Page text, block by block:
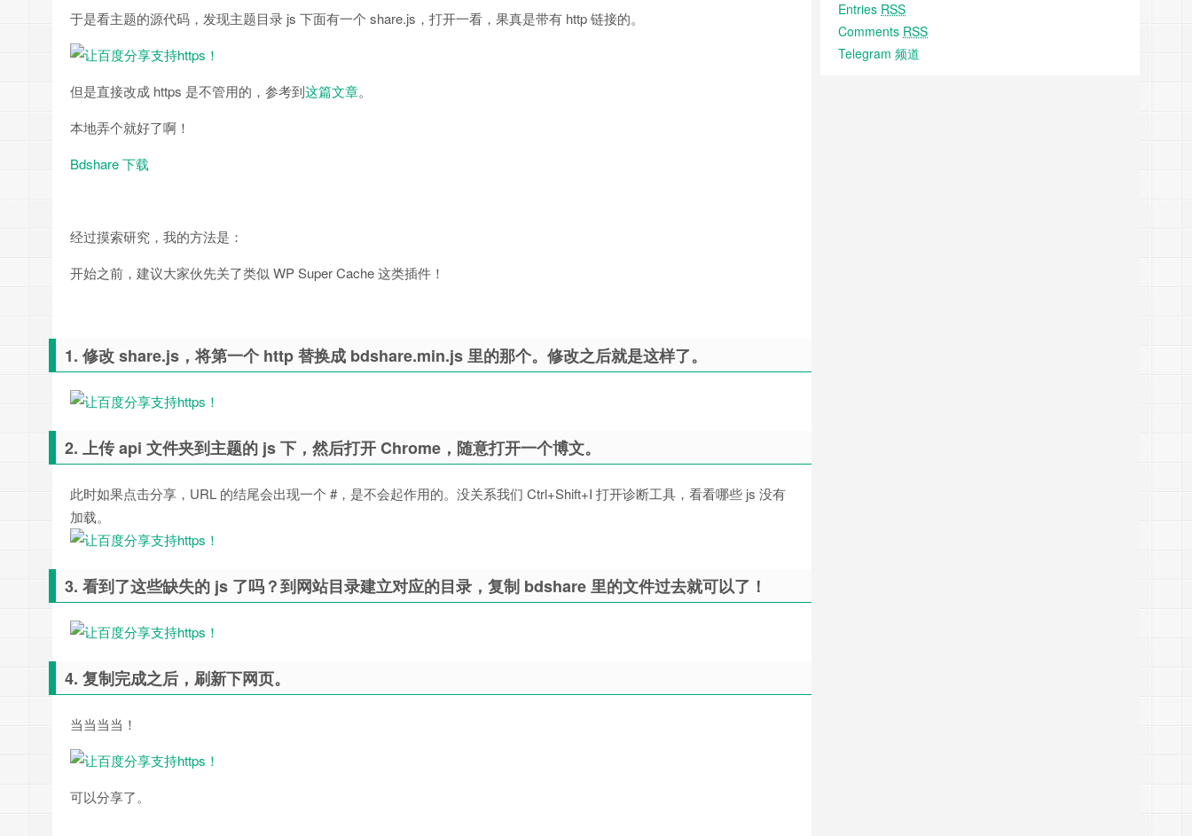
于是看主题的源代码，发现主题目录 js 下面有一个 share.js，打开一看，果真是带有 http 链接的。
但是直接改成 https 是不管用的，参考到这篇文章。
本地弄个就好了啊！
Bdshare 下载
经过摸索研究，我的方法是：
开始之前，建议大家伙先关了类似 WP Super Cache 这类插件！
1. 修改 share.js，将第一个 http 替换成 bdshare.min.js 里的那个。修改之后就是这样了。
2. 上传 api 文件夹到主题的 js 下，然后打开 Chrome，随意打开一个博文。
此时如果点击分享，URL 的结尾会出现一个 #，是不会起作用的。没关系我们 Ctrl+Shift+I 打开诊断工具，看看哪些 js 没有
加载。
3. 看到了这些缺失的 js 了吗？到网站目录建立对应的目录，复制 bdshare 里的文件过去就可以了！
4. 复制完成之后，刷新下网页。
当当当当！
可以分享了。
Entries RSS
Comments RSS
Telegram 频道